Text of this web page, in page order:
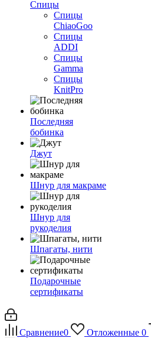
Спицы
Спицы
ChiaoGoo
Спицы
ADDI
Спицы
Gamma
Спицы
KnitPro
Последняя
бобинка
Джут
Шнур для макраме
Шнур для
рукоделия
Шпагаты, нити
Подарочные
сертификаты
Сравнение0 Отложенные 0